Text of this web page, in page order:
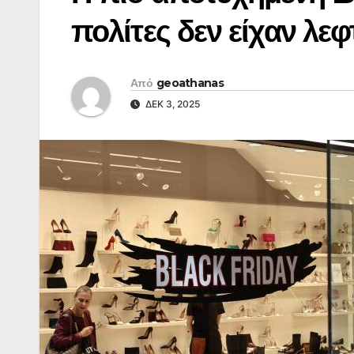
πολίτες δεν είχαν
Από geoathanas
ΔΕΚ 3, 2025